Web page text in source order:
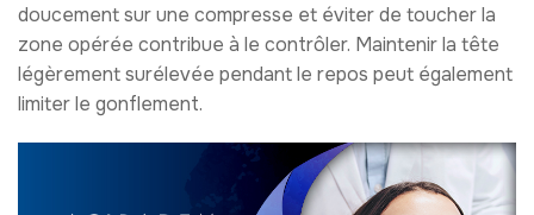
doucement sur une compresse et éviter de toucher la
zone opérée contribue à le contrôler. Maintenir la tête
légèrement surélevée pendant le repos peut également
limiter le gonflement.